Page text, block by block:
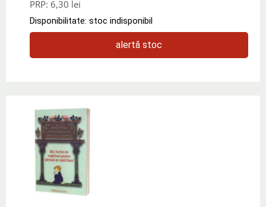
PRP: 6,30 lei
Disponibilitate: stoc indisponibil
alertă stoc